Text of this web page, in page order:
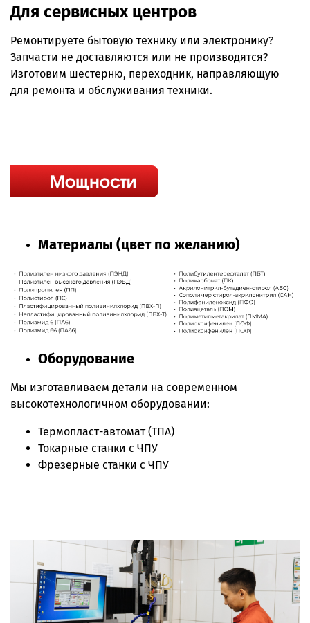
Для cервисных центров
Ремонтируете бытовую технику или электронику?
Запчасти не доставляются или не производятся?
Изготовим шестерню, переходник, направляющую
для ремонта и обслуживания техники.
Материалы (цвет по желанию)
Оборудование
Мы изготавливаем детали на современном
высокотехнологичном оборудовании:
Термопласт-автомат (ТПА)
Токарные станки с ЧПУ
Фрезерные станки с ЧПУ